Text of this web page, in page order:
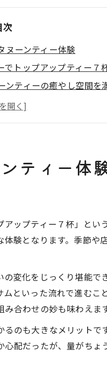
次
ヌーンティー体験
でトップアップティー７
ンティーの癒やし空間を
味わう本格紅茶の魅力とは
店舗選びのポイントとコ
特別な午後のひととき
楽しみ方と味わいのコツ
ップアップティー７杯体験
アップティー７杯の特徴
と過ごす充実のひととき
タヌーンティーの贅沢
トップアップティー７杯
紅茶の組み合わせ例
理由と口コミの傾向
ティー体
ップティー７杯」とい
験となります。季節
変化をじっくり堪能
といった流れで進むこ
合わせの妙も味わえます
のも大きなメリット
配だったが、量がち